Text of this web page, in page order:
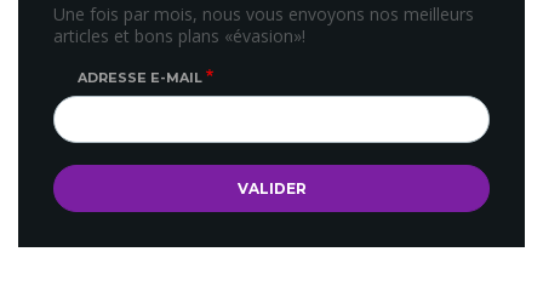
Une fois par mois, nous vous envoyons nos meilleurs
articles et bons plans «évasion»!
ADRESSE E-MAIL